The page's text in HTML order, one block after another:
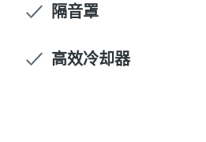
隔音罩
高效冷却器